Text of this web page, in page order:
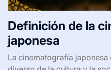
Definición de la
japonesa
La cinematografía